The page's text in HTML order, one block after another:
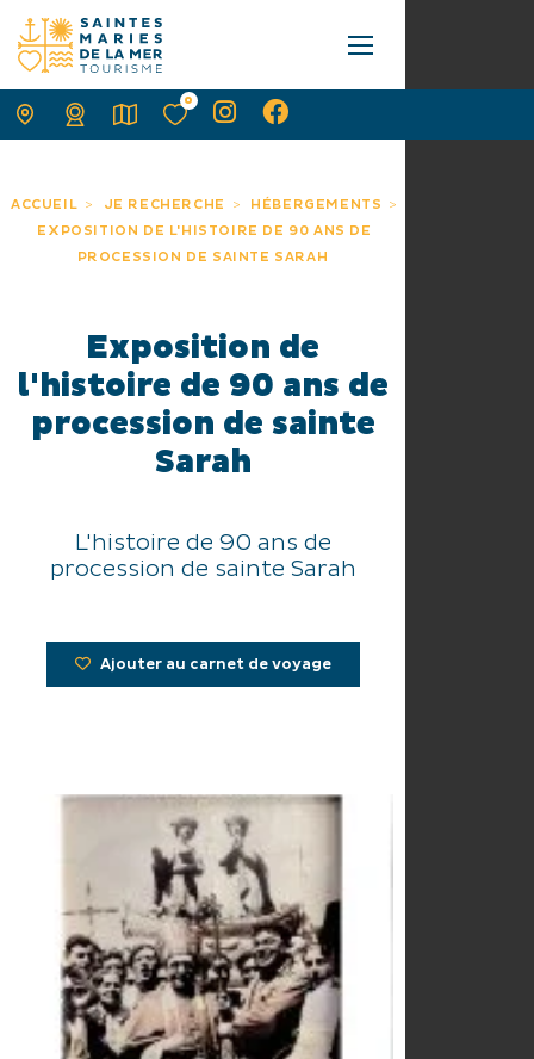
ACCUEIL JE RECHERCHE
HÉBERGEMENTS
EXPOSITION DE L'HISTOIRE DE 90 ANS DE
PROCESSION DE SAINTE SARAH
Exposition de
l'histoire de 90 ans de
procession de sainte
Sarah
L'histoire de 90 ans de
procession de sainte Sarah
Ajouter au carnet de voyage
0